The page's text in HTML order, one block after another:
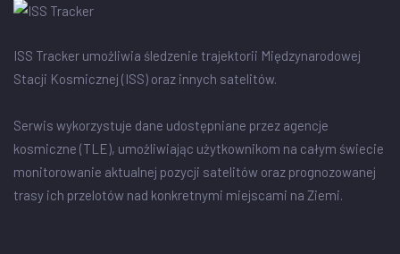
ISS Tracker umożliwia śledzenie trajektorii Międzynarodowej
Stacji Kosmicznej (ISS) oraz innych satelitów.
Serwis wykorzystuje dane udostępniane przez agencje
kosmiczne (TLE), umożliwiając użytkownikom na całym świecie
monitorowanie aktualnej pozycji satelitów oraz prognozowanej
trasy ich przelotów nad konkretnymi miejscami na Ziemi.